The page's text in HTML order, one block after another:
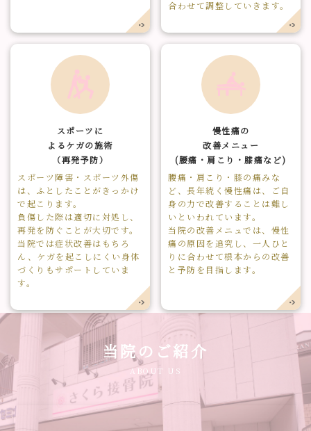
合わせて調整していきます。
スポーツに
よるケガの施術
（再発予防）
スポーツ障害・スポーツ外傷
は、ふとしたことがきっかけ
で起こります。
負傷した際は適切に対処し、
再発を防ぐことが大切です。
当院では症状改善はもちろ
ん、ケガを起こしにくい身体
づくりもサポートしていま
す。
慢性痛の
改善メニュー
(腰痛・肩こり・膝痛など)
腰痛・肩こり・膝の痛みな
ど、長年続く慢性痛は、ご自
身の力で改善することは難し
いといわれています。
当院の改善メニュでは、慢性
痛の原因を追究し、一人ひと
りに合わせて根本からの改善
と予防を目指します。
当院のご紹介
ABOUT US